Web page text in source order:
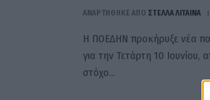
ΑΝΑΡΤΗΘΗΚΕ ΑΠΟ ΣΤΈΛΛΑ ΛΊΤΑΙΝΑ
Η ΠΟΕΔΗΝ προκήρυξε νέα
για την Τετάρτη 10 Ιουνίου,
στόχο…